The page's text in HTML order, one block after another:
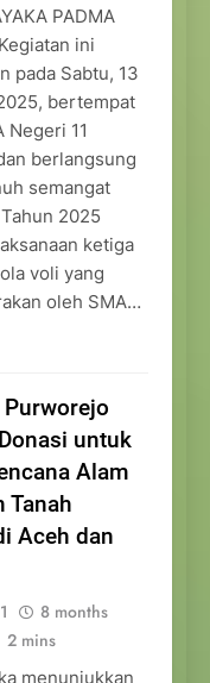
PADMA
ini
pada Sabtu, 13
bertempat
Negeri 11
berlangsung
semangat
2025
ketiga
voli yang
oleh SMA…
untuk
Alam
Tanah
Aceh dan
8 months
2 mins
menunjukkan